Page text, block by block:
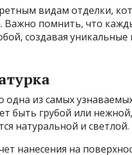
видам отделки,
Важно помнить, что
создавая
одна из самых
быть грубой или
натуральной и светлой.
нанесения на